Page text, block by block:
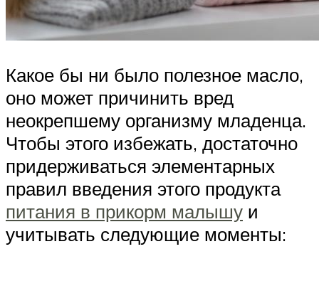
Какое бы ни было полезное масло,
оно может причинить вред
неокрепшему организму младенца.
Чтобы этого избежать, достаточно
придерживаться элементарных
правил введения этого продукта
питания в прикорм малышу и
учитывать следующие моменты: